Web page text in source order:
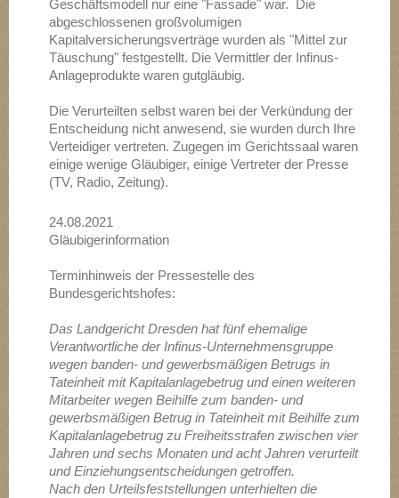
Geschäftsmodell nur eine "Fassade" war. Die
abgeschlossenen großvolumigen
Kapitalversicherungsverträge wurden als "Mittel zur
Täuschung" festgestellt. Die Vermittler der Infinus-
Anlageprodukte waren gutgläubig.
Die Verurteilten selbst waren bei der Verkündung der
Entscheidung nicht anwesend, sie wurden durch Ihre
Verteidiger vertreten. Zugegen im Gerichtssaal waren
einige wenige Gläubiger, einige Vertreter der Presse
(TV, Radio, Zeitung).
24.08.2021
Gläubigerinformation
Terminhinweis der Pressestelle des
Bundesgerichtshofes:
Das Landgericht Dresden hat fünf ehemalige
Verantwortliche der Infinus-Unternehmensgruppe
wegen banden- und gewerbsmäßigen Betrugs in
Tateinheit mit Kapitalanlagebetrug und einen weiteren
Mitarbeiter wegen Beihilfe zum banden- und
gewerbsmäßigen Betrug in Tateinheit mit Beihilfe zum
Kapitalanlagebetrug zu Freiheitsstrafen zwischen vier
Jahren und sechs Monaten und acht Jahren verurteilt
und Einziehungsentscheidungen getroffen.
Nach den Urteilsfeststellungen unterhielten die